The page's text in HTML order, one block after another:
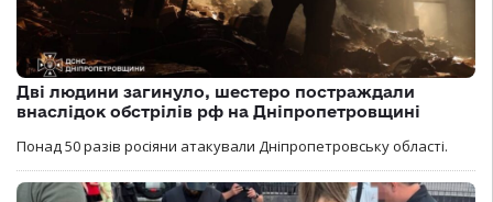
Дві людини загинуло, шестеро постраждали
внаслідок обстрілів рф на Дніпропетровщині
Понад 50 разів росіяни атакували Дніпропетровську області.